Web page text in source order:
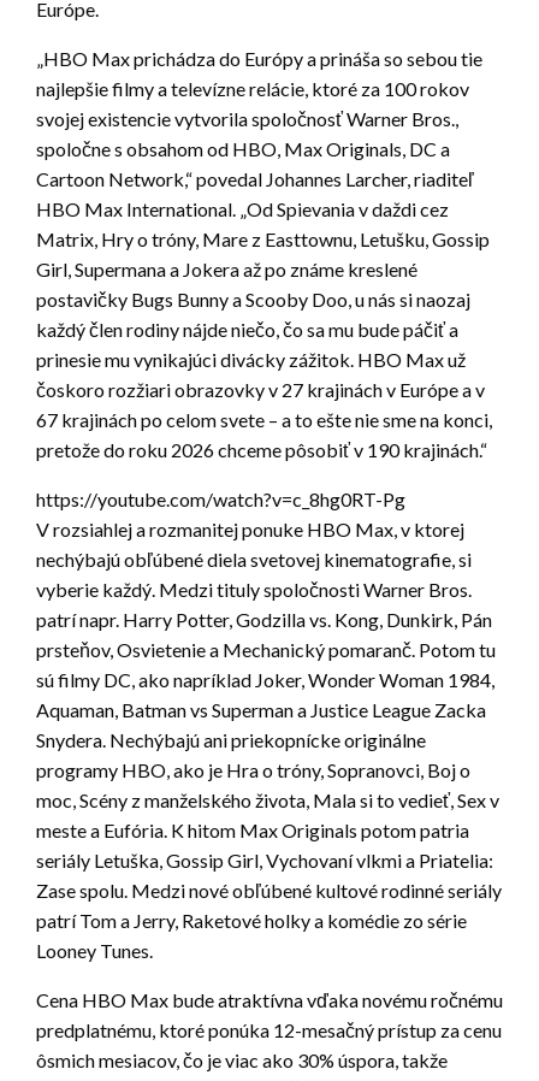
Európe.
„HBO Max prichádza do Európy a prináša so sebou tie
najlepšie filmy a televízne relácie, ktoré za 100 rokov
svojej existencie vytvorila spoločnosť Warner Bros.,
spoločne s obsahom od HBO, Max Originals, DC a
Cartoon Network,“ povedal Johannes Larcher, riaditeľ
HBO Max International. „Od Spievania v daždi cez
Matrix, Hry o tróny, Mare z Easttownu, Letušku, Gossip
Girl, Supermana a Jokera až po známe kreslené
postavičky Bugs Bunny a Scooby Doo, u nás si naozaj
každý člen rodiny nájde niečo, čo sa mu bude páčiť a
prinesie mu vynikajúci divácky zážitok. HBO Max už
čoskoro rozžiari obrazovky v 27 krajinách v Európe a v
67 krajinách po celom svete – a to ešte nie sme na konci,
pretože do roku 2026 chceme pôsobiť v 190 krajinách.“
https://youtube.com/watch?v=c_8hg0RT-Pg
V rozsiahlej a rozmanitej ponuke HBO Max, v ktorej
nechýbajú obľúbené diela svetovej kinematografie, si
vyberie každý. Medzi tituly spoločnosti Warner Bros.
patrí napr. Harry Potter, Godzilla vs. Kong, Dunkirk, Pán
prsteňov, Osvietenie a Mechanický pomaranč. Potom tu
sú filmy DC, ako napríklad Joker, Wonder Woman 1984,
Aquaman, Batman vs Superman a Justice League Zacka
Snydera. Nechýbajú ani priekopnícke originálne
programy HBO, ako je Hra o tróny, Sopranovci, Boj o
moc, Scény z manželského života, Mala si to vedieť, Sex v
meste a Eufória. K hitom Max Originals potom patria
seriály Letuška, Gossip Girl, Vychovaní vlkmi a Priatelia:
Zase spolu. Medzi nové obľúbené kultové rodinné seriály
patrí Tom a Jerry, Raketové holky a komédie zo série
Looney Tunes.
Cena HBO Max bude atraktívna vďaka novému ročnému
predplatnému, ktoré ponúka 12-mesačný prístup za cenu
ôsmich mesiacov, čo je viac ako 30% úspora, takže